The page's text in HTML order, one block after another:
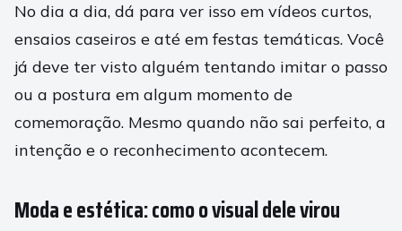
No dia a dia, dá para ver isso em vídeos curtos,
ensaios caseiros e até em festas temáticas. Você
já deve ter visto alguém tentando imitar o passo
ou a postura em algum momento de
comemoração. Mesmo quando não sai perfeito, a
intenção e o reconhecimento acontecem.
Moda e estética: como o visual dele virou